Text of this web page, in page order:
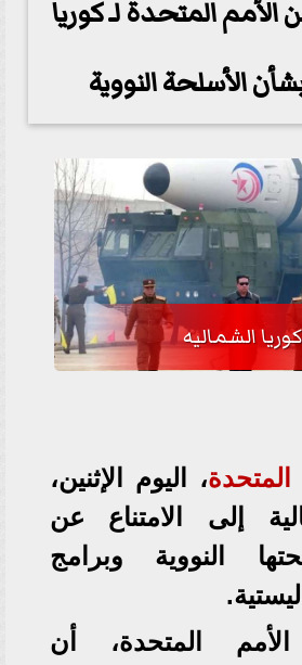
المتحدة لـ كوريا
الأسلحة النووية
كوريا الشماليه
المتحدة، اليوم الإثنين،
إلى الامتناع عن
النووية وبرامج
المتحدة، أن